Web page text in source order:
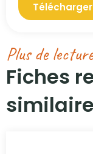
Télécharger
Plus de lecture
Fiches